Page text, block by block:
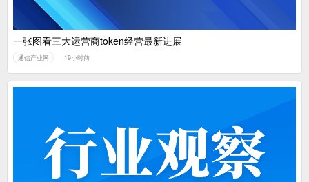
一张图看三大运营商token经营最新进展
通信产业网 19小时前